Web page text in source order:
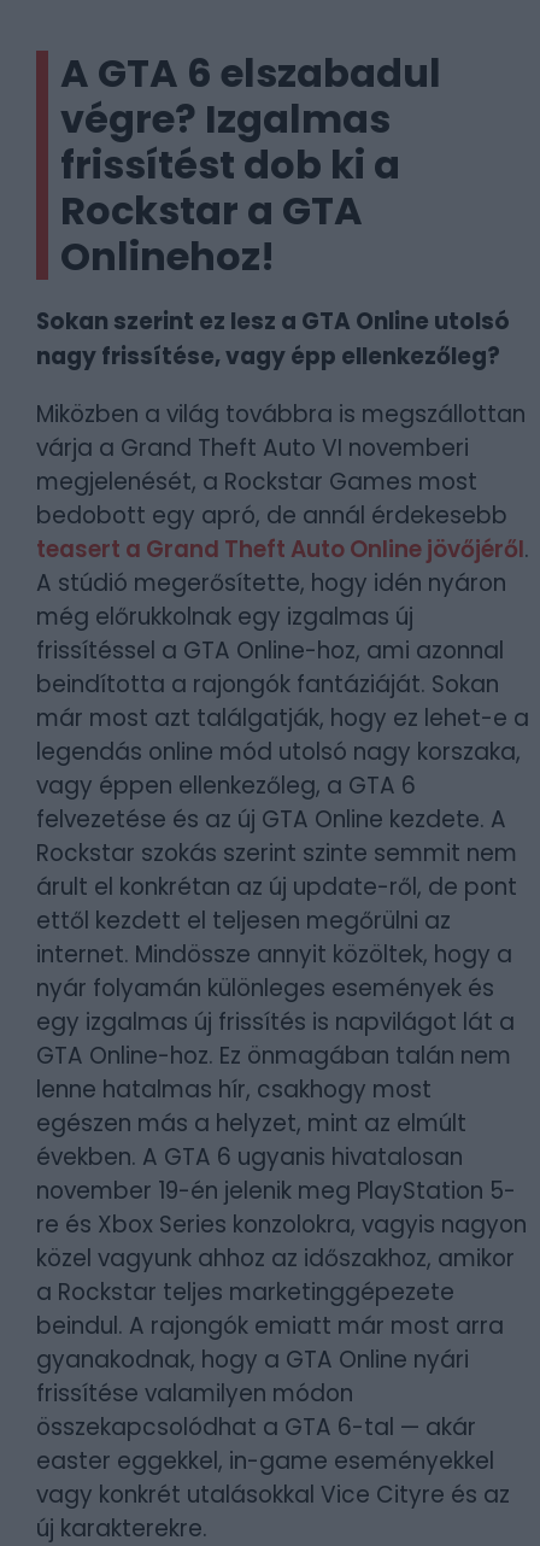
A GTA 6 elszabadul
végre? Izgalmas
frissítést dob ki a
Rockstar a GTA
Onlinehoz!
Sokan szerint ez lesz a GTA Online utolsó
nagy frissítése, vagy épp ellenkezőleg?
Miközben a világ továbbra is megszállottan
várja a Grand Theft Auto VI novemberi
megjelenését, a Rockstar Games most
bedobott egy apró, de annál érdekesebb
teasert a Grand Theft Auto Online jövőjéről.
A stúdió megerősítette, hogy idén nyáron
még előrukkolnak egy izgalmas új
frissítéssel a GTA Online-hoz, ami azonnal
beindította a rajongók fantáziáját. Sokan
már most azt találgatják, hogy ez lehet-e a
legendás online mód utolsó nagy korszaka,
vagy éppen ellenkezőleg, a GTA 6
felvezetése és az új GTA Online kezdete. A
Rockstar szokás szerint szinte semmit nem
árult el konkrétan az új update-ről, de pont
ettől kezdett el teljesen megőrülni az
internet. Mindössze annyit közöltek, hogy a
nyár folyamán különleges események és
egy izgalmas új frissítés is napvilágot lát a
GTA Online-hoz. Ez önmagában talán nem
lenne hatalmas hír, csakhogy most
egészen más a helyzet, mint az elmúlt
években. A GTA 6 ugyanis hivatalosan
november 19-én jelenik meg PlayStation 5-
re és Xbox Series konzolokra, vagyis nagyon
közel vagyunk ahhoz az időszakhoz, amikor
a Rockstar teljes marketinggépezete
beindul. A rajongók emiatt már most arra
gyanakodnak, hogy a GTA Online nyári
frissítése valamilyen módon
összekapcsolódhat a GTA 6-tal — akár
easter eggekkel, in-game eseményekkel
vagy konkrét utalásokkal Vice Cityre és az
új karakterekre.